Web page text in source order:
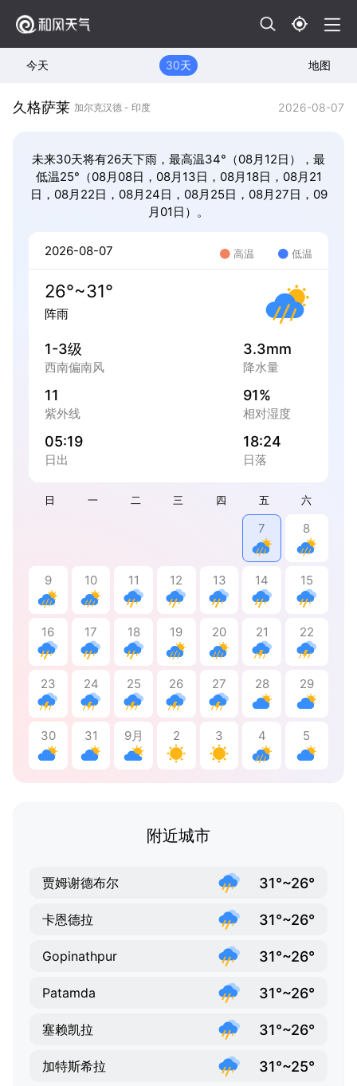
今天 30天 地图
久格萨莱 加尔克汉德 - 印度 2026-08-07
未来30天将有26天下雨，最高温34°（08月12日），最
低温25°（08月08日，08月13日，08月18日，08月21
日，08月22日，08月24日，08月25日，08月27日，09
月01日）。
日 一 二 三 四 五 六
7 8
9 10 11 12 13 14 15
16 17 18 19 20 21 22
23 24 25 26 27 28 29
30 31 9月 2 3 4 5
2026-08-07 高温 低温
26°~31°
阵雨
1-3级
西南偏南风
3.3mm
降水量
11
紫外线
91%
相对湿度
05:19
日出
18:24
日落
附近城市
贾姆谢德布尔 31°~26°
卡恩德拉 31°~26°
Gopinathpur 31°~26°
Patamda 31°~26°
塞赖凯拉 31°~26°
加特斯希拉 31°~25°